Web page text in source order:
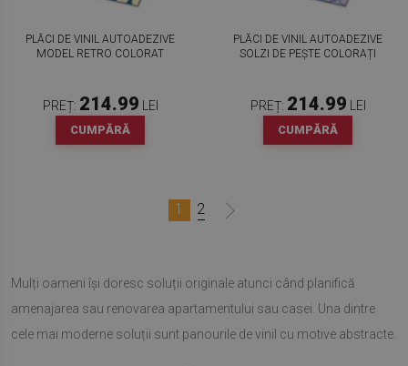
PLĂCI DE VINIL AUTOADEZIVE
MODEL RETRO COLORAT
PREȚ: 214.99 LEI
CUMPĂRĂ
PLĂCI DE VINIL AUTOADEZIVE
SOLZI DE PEȘTE COLORAȚI
PREȚ: 214.99 LEI
CUMPĂRĂ
1 2
Mulți oameni își doresc soluții originale atunci când planifică
amenajarea sau renovarea apartamentului sau casei. Una dintre
cele mai moderne soluții sunt panourile de vinil cu motive abstracte.